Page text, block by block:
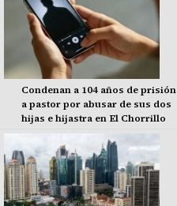
Condenan a 104 años de prisión
a pastor por abusar de sus dos
hijas e hijastra en El Chorrillo